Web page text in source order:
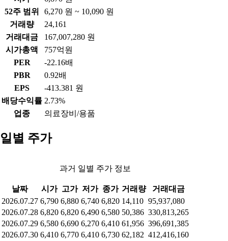
52주 범위
6,270 원 ~ 10,090 원
거래량
24,161
거래대금
167,007,280 원
시가총액
757억원
PER
-22.16배
PBR
0.92배
EPS
-413.381 원
배당수익률 2.73%
업종
의료장비/용품
일별 주가
과거 일별 주가 정보
날짜 시가 고가 저가 종가 거래량
거래대금
2026.07.27 6,790 6,880 6,740 6,820 14,110 95,937,080
2026.07.28 6,820 6,820 6,490 6,580 50,386 330,813,265
2026.07.29 6,580 6,690 6,270 6,410 61,956 396,691,385
2026.07.30 6,410 6,770 6,410 6,730 62,182 412,416,160